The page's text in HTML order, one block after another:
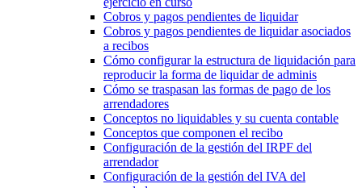
Cobros y pagos pendientes de liquidar
Cobros y pagos pendientes de liquidar asociados
a recibos
Cómo configurar la estructura de liquidación para
reproducir la forma de liquidar de adminis
Cómo se traspasan las formas de pago de los
arrendadores
Conceptos no liquidables y su cuenta contable
Conceptos que componen el recibo
Configuración de la gestión del IRPF del
arrendador
Configuración de la gestión del IVA del